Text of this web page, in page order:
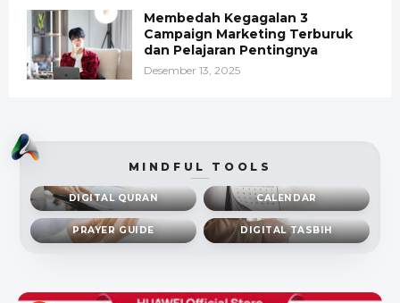
Membedah Kegagalan 3
Campaign Marketing Terburuk
dan Pelajaran Pentingnya
Desember 13, 2025
MINDFUL TOOLS
DIGITAL QURAN CALENDAR
PRAYER GUIDE DIGITAL TASBIH